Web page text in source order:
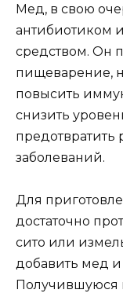
Мед, в свою
антибиотиком
средством. Он
пищеварение,
повысить
снизить
предотвратить
заболеваний.
Для
достаточно
сито или
добавить мед
Получившуюся